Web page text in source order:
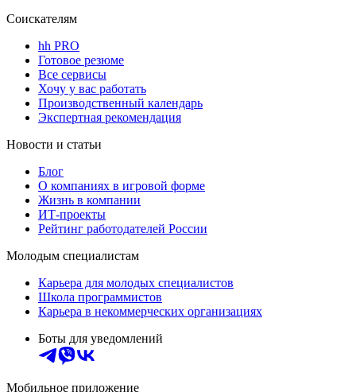
Соискателям
hh PRO
Готовое резюме
Все сервисы
Хочу у вас работать
Производственный календарь
Экспертная рекомендация
Новости и статьи
Блог
О компаниях в игровой форме
Жизнь в компании
ИТ-проекты
Рейтинг работодателей России
Молодым специалистам
Карьера для молодых специалистов
Школа программистов
Карьера в некоммерческих организациях
Боты для уведомлений
Мобильное приложение